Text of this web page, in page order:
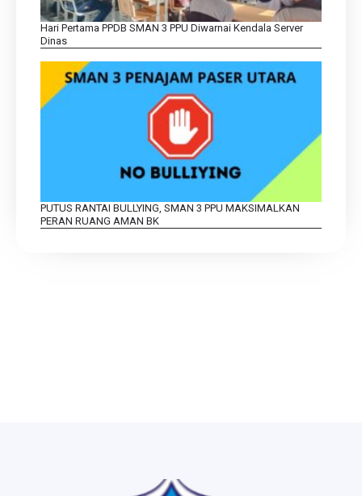
Hari Pertama PPDB SMAN 3 PPU Diwarnai Kendala Server
Dinas
PUTUS RANTAI BULLYING, SMAN 3 PPU MAKSIMALKAN
PERAN RUANG AMAN BK